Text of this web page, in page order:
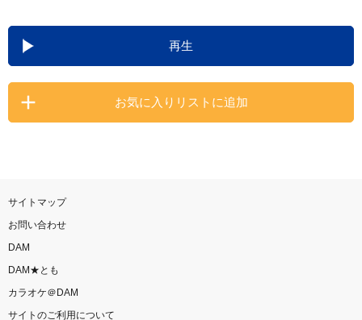
DAMの新曲・ランキングなど
カラオケ最新情報をチェック！
再生
お気に入りリストに追加
サイトマップ
お問い合わせ
DAM
DAM★とも
カラオケ＠DAM
サイトのご利用について